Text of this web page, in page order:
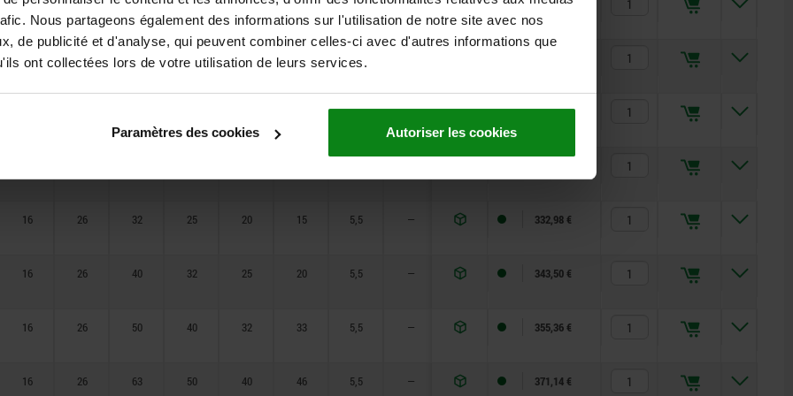
Nous partageons également des informations sur l'utilisation de notre site avec nos
de publicité et d'analyse, qui peuvent combiner celles-ci avec d'autres informations que
ont collectées lors de votre utilisation de leurs services.
Paramètres des cookies Autoriser les cookies
12 26 32 25 20 18 5,5 — 85 95 50 20
340,88 €
12 26 40 32 25 23 5,5 20
5,5 — 85 95 50 20
363,24 €
20
16 26 32 25 20 15 5,5 — 85 50 20
332,98 €
16 26 40 32 25 20 5,5 — 85 50 20
343,50 €
16 26 50 40 32 33 5,5 — 85 50 20
355,36 €
16 26 63 50 40 46 5,5 — 85 50 20
371,14 €